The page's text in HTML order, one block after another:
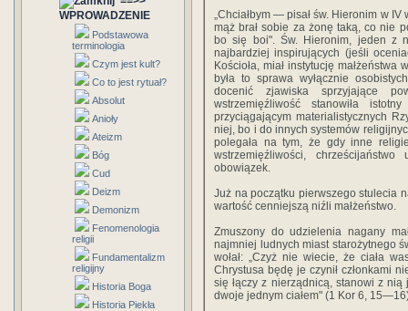
WPROWADZENIE
Podstawowa
terminologia
Czym jest kult?
Co to jest rytuał?
Absolut
Anioły
Ateizm
Bóg
Cud
Deizm
Demonizm
Fenomenologia
religii
Fundamentalizm
religijny
Historia Boga
Historia Piekła
„Chciałbym — pisał św. Hieronim w
mąż brał sobie za żonę taką, co nie
bo się boi". Św. Hieronim, jeden z
najbardziej inspirujących (jeśli
Kościoła, miał instytucję
była to sprawa wyłącznie
docenić zjawiska sprzyjające
wstrzemięźliwość stanowiła
przyciągającym materialistycznych
niej, bo i do innych systemów
polegała na tym, że gdy inne
wstrzemięźliwości,
obowiązek.
Już na początku pierwszego stulecia
wartość cenniejszą niźli małżeństwo.
Zmuszony do udzielenia nagany
najmniej ludnych miast starożytnego
wołał: „Czyż nie wiecie, że ciała
Chrystusa będę je czynił członkami
się łączy z nierządnicą, stanowi z
dwoje jednym ciałem" (1 Kor 6,